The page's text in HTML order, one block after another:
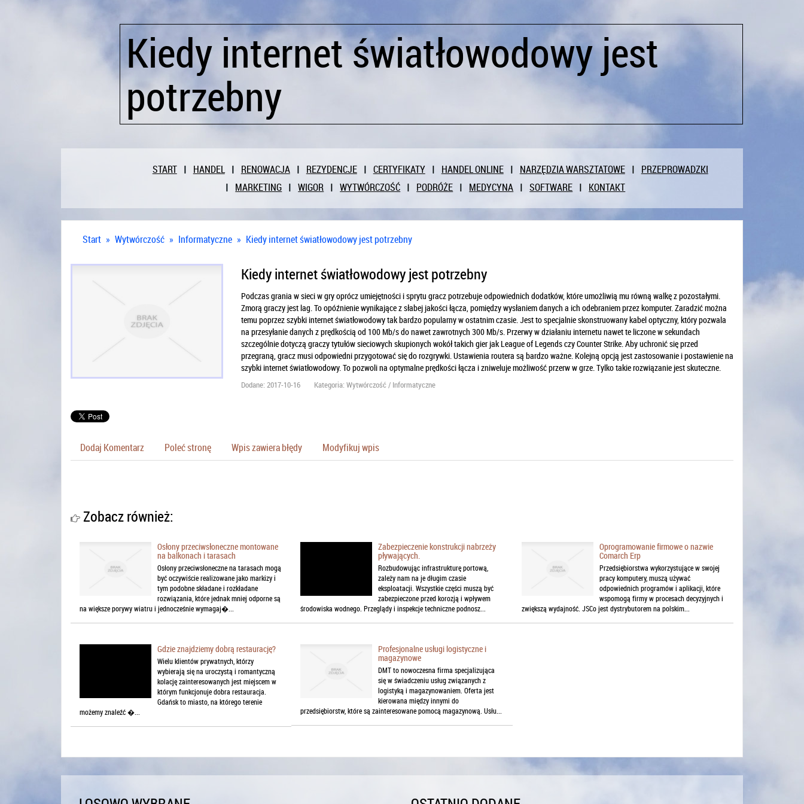
Kiedy internet światłowodowy jest
potrzebny
START HANDEL RENOWACJA REZYDENCJE CERTYFIKATY HANDEL ONLINE NARZĘDZIA WARSZTATOWE
PRZEPROWADZKI
MARKETING
WIGOR WYTWÓRCZOŚĆ PODRÓŻE MEDYCYNA SOFTWARE KONTAKT
Start » Wytwórczość » Informatyczne » Kiedy internet światłowodowy jest potrzebny
Kiedy internet światłowodowy jest potrzebny
Podczas grania w sieci w gry oprócz umiejętności i sprytu gracz potrzebuje odpowiednich dodatków, które umożliwią mu równą walkę z pozostałymi.
Zmorą graczy jest lag. To opóźnienie wynikające z słabej jakości łącza, pomiędzy wysłaniem danych a ich odebraniem przez komputer. Zaradzić można
temu poprzez szybki internet światłowodowy tak bardzo popularny w ostatnim czasie. Jest to specjalnie skonstruowany kabel optyczny, który pozwala
na przesyłanie danych z prędkością od 100 Mb/s do nawet zawrotnych 300 Mb/s. Przerwy w działaniu internetu nawet te liczone w sekundach
szczególnie dotyczą graczy tytułów sieciowych skupionych wokół takich gier jak League of Legends czy Counter Strike. Aby uchronić się przed
przegraną, gracz musi odpowiedni przygotować się do rozgrywki. Ustawienia routera są bardzo ważne. Kolejną opcją jest zastosowanie i postawienie na
szybki internet światłowodowy. To pozwoli na optymalne prędkości łącza i zniweluje możliwość przerw w grze. Tylko takie rozwiązanie jest skuteczne.
Dodane: 2017-10-16 Kategoria: Wytwórczość / Informatyczne
Dodaj Komentarz Poleć stronę Wpis zawiera błędy Modyfikuj wpis
Zobacz również:
Osłony przeciwsłoneczne montowane
na balkonach i tarasach
Osłony przeciwsłoneczne na tarasach mogą
być oczywiście realizowane jako markizy i
tym podobne składane i rozkładane
rozwiązania, które jednak mniej odporne są
na większe porywy wiatru i jednocześnie wymagaj�...
Zabezpieczenie konstrukcji nabrzeży
pływających.
Rozbudowując infrastrukturę portową,
zależy nam na je długim czasie
eksploatacji. Wszystkie części muszą być
zabezpieczone przed korozją i wpływem
środowiska wodnego. Przeglądy i inspekcje techniczne podnosz...
Oprogramowanie firmowe o nazwie
Comarch Erp
Przedsiębiorstwa wykorzystujące w swojej
pracy komputery, muszą używać
odpowiednich programów i aplikacji, które
wspomogą firmy w procesach decyzyjnych i
zwiększą wydajność. JSCo jest dystrybutorem na polskim...
Gdzie znajdziemy dobrą restaurację?
Wielu klientów prywatnych, którzy
wybierają się na uroczystą i romantyczną
kolację zainteresowanych jest miejscem w
którym funkcjonuje dobra restauracja.
Gdańsk to miasto, na którego terenie
możemy znaleźć �...
Profesjonalne usługi logistyczne i
magazynowe
DMT to nowoczesna firma specjalizująca
się w świadczeniu usług związanych z
logistyką i magazynowaniem. Oferta jest
kierowana między innymi do
przedsiębiorstw, które są zainteresowane pomocą magazynową. Usłu...